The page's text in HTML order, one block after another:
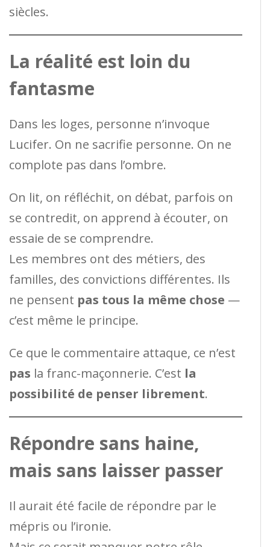
siècles.
La réalité est loin du
fantasme
Dans les loges, personne n’invoque
Lucifer. On ne sacrifie personne. On ne
complote pas dans l’ombre.
On lit, on réfléchit, on débat, parfois on
se contredit, on apprend à écouter, on
essaie de se comprendre.
Les membres ont des métiers, des
familles, des convictions différentes. Ils
ne pensent pas tous la même chose —
c’est même le principe.
Ce que le commentaire attaque, ce n’est
pas la franc-maçonnerie. C’est la
possibilité de penser librement.
Répondre sans haine,
mais sans laisser passer
Il aurait été facile de répondre par le
mépris ou l’ironie.